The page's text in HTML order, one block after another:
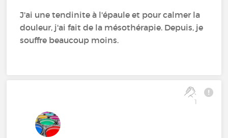
J'ai une tendinite à l'épaule et pour calmer la
douleur, j'ai fait de la mésothérapie. Depuis, je
souffre beaucoup moins.
1